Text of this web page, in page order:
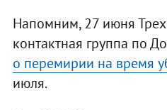
Напомним, 27 июня
контактная группа по
о перемирии на время
июля.